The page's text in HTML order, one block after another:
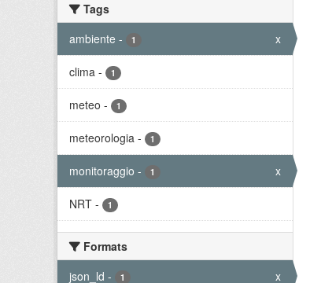
Tags
ambiente - 1 x
clima - 1
meteo - 1
meteorologia - 1
monitoraggio - 1 x
NRT - 1
Formats
json_ld - 1 x